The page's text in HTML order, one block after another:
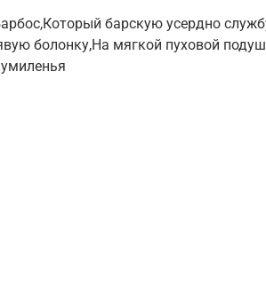
барскую усердно
болонку,На мягкой пуховой